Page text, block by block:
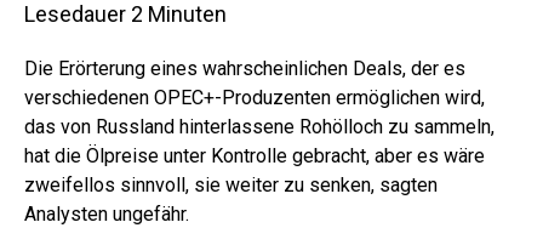
Lesedauer 2 Minuten
Die Erörterung eines wahrscheinlichen Deals, der es
verschiedenen OPEC+-Produzenten ermöglichen wird,
das von Russland hinterlassene Rohölloch zu sammeln,
hat die Ölpreise unter Kontrolle gebracht, aber es wäre
zweifellos sinnvoll, sie weiter zu senken, sagten
Analysten ungefähr.